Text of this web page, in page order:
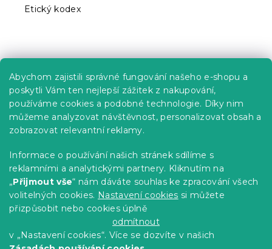
Abychom zajistili správné fungování našeho e-shopu a
poskytli Vám ten nejlepší zážitek z nakupování,
používáme cookies a podobné technologie. Díky nim
můžeme analyzovat návštěvnost, personalizovat obsah a
zobrazovat relevantní reklamy.
Informace o používání našich stránek sdílíme s
reklamními a analytickými partnery. Kliknutím na
„Přijmout vše“ nám dáváte souhlas ke zpracování všech
volitelných cookies. Nastavení cookies si můžete
přizpůsobit nebo cookies úplně
odmítnout
v „Nastavení cookies“. Více se dozvíte v našich
Etický kodex
Kariéra
Poptávky a B2B spolupráce
Proč se u nás registrovat?
Věrnostní program - Sleva až 10 %
Návody
Tabulky velikostí
Blog